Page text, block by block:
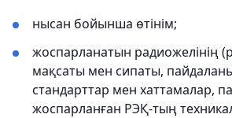
нысан бойынша өтінім;
жоспарланатын радиожелінің
мақсаты мен сипаты,
стандарттар мен хаттамалар,
жоспарланған РЭҚ-тың